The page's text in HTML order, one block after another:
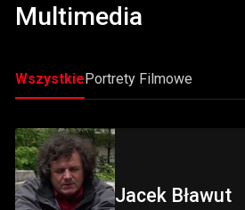
Multimedia
WszystkiePortrety Filmowe
Jacek Bławut